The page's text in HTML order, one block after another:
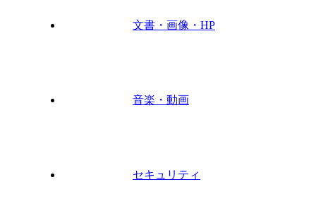
文書・画像・HP
音楽・動画
セキュリティ